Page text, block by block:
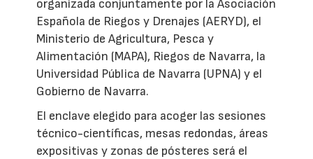
organizada conjuntamente por la Asociación
Española de Riegos y Drenajes (AERYD), el
Ministerio de Agricultura, Pesca y
Alimentación (MAPA), Riegos de Navarra, la
Universidad Pública de Navarra (UPNA) y el
Gobierno de Navarra.
El enclave elegido para acoger las sesiones
técnico-científicas, mesas redondas, áreas
expositivas y zonas de pósteres será el